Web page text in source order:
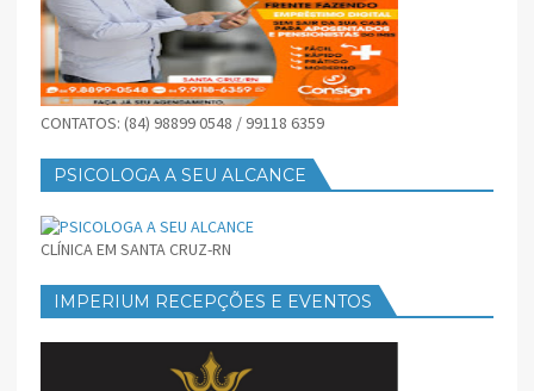
CONTATOS: (84) 98899 0548 / 99118 6359
PSICOLOGA A SEU ALCANCE
CLÍNICA EM SANTA CRUZ-RN
IMPERIUM RECEPÇÕES E EVENTOS